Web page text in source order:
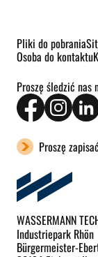
Pliki do pobrania
Osoba do kontaktu
Proszę śledzić nas
Proszę
WASSERMANN
Industriepark Rhön
Bürgermeister-